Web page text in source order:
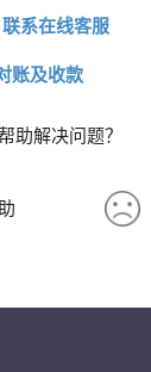
联系在线客服
账及收款
助解决问题？